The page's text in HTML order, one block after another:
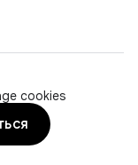
cookies